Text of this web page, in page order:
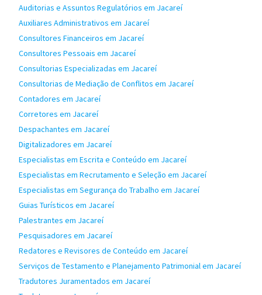
Auditorias e Assuntos Regulatórios em Jacareí
Auxiliares Administrativos em Jacareí
Consultores Financeiros em Jacareí
Consultores Pessoais em Jacareí
Consultorias Especializadas em Jacareí
Consultorias de Mediação de Conflitos em Jacareí
Contadores em Jacareí
Corretores em Jacareí
Despachantes em Jacareí
Digitalizadores em Jacareí
Especialistas em Escrita e Conteúdo em Jacareí
Especialistas em Recrutamento e Seleção em Jacareí
Especialistas em Segurança do Trabalho em Jacareí
Guias Turísticos em Jacareí
Palestrantes em Jacareí
Pesquisadores em Jacareí
Redatores e Revisores de Conteúdo em Jacareí
Serviços de Testamento e Planejamento Patrimonial em Jacareí
Tradutores Juramentados em Jacareí